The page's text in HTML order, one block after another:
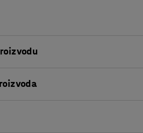
u stol ona ne smeta i imate
utičnice i kablove. Poklopac se